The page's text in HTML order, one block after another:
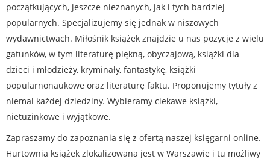
początkujących, jeszcze nieznanych, jak i tych bardziej
popularnych. Specjalizujemy się jednak w niszowych
wydawnictwach. Miłośnik książek znajdzie u nas pozycje z wielu
gatunków, w tym literaturę piękną, obyczajową, książki dla
dzieci i młodzieży, kryminały, fantastykę, książki
popularnonaukowe oraz literaturę faktu. Proponujemy tytuły z
niemal każdej dziedziny. Wybieramy ciekawe książki,
nietuzinkowe i wyjątkowe.
Zapraszamy do zapoznania się z ofertą naszej księgarni online.
Hurtownia książek zlokalizowana jest w Warszawie i tu możliwy